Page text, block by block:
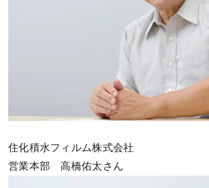
住化積水フィルム株式会社
営業本部 高橋佑太さん